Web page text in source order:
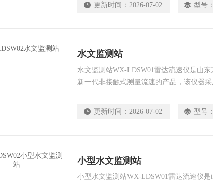
更新时间： 2026-07-02 型号：
水文监测站
水文监测站WX-LDSW01雷达流速仪是山
新一代非接触式测量流速的产品，该仪器
更新时间： 2026-07-02 型号：
小型水文监测站
小型水文监测站WX-LDSW01雷达流速仪